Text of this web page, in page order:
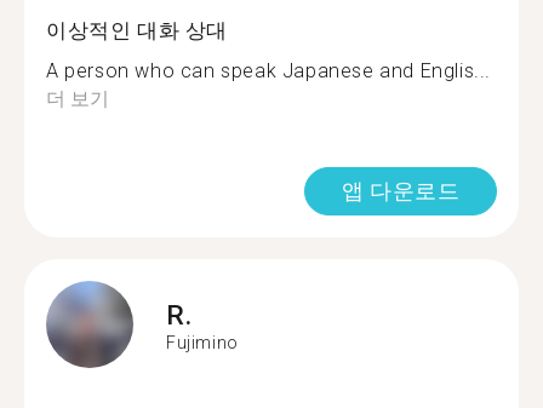
이상적인 대화 상대
A person who can speak Japanese and Englis...
더 보기
앱 다운로드
R.
Fujimino